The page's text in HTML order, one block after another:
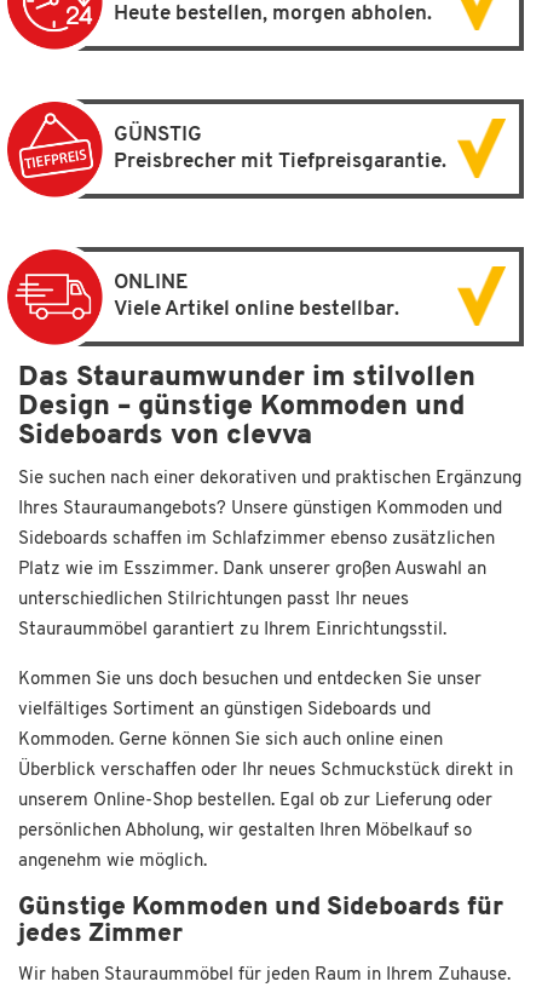
Heute bestellen, morgen abholen.
GÜNSTIG
Preisbrecher mit Tiefpreisgarantie.
ONLINE
Viele Artikel online bestellbar.
Das Stauraumwunder im stilvollen
Design – günstige Kommoden und
Sideboards von clevva
Sie suchen nach einer dekorativen und praktischen Ergänzung
Ihres Stauraumangebots? Unsere günstigen Kommoden und
Sideboards schaffen im Schlafzimmer ebenso zusätzlichen
Platz wie im Esszimmer. Dank unserer großen Auswahl an
unterschiedlichen Stilrichtungen passt Ihr neues
Stauraummöbel garantiert zu Ihrem Einrichtungsstil.
Kommen Sie uns doch besuchen und entdecken Sie unser
vielfältiges Sortiment an günstigen Sideboards und
Kommoden. Gerne können Sie sich auch online einen
Überblick verschaffen oder Ihr neues Schmuckstück direkt in
unserem Online-Shop bestellen. Egal ob zur Lieferung oder
persönlichen Abholung, wir gestalten Ihren Möbelkauf so
angenehm wie möglich.
Günstige Kommoden und Sideboards für
jedes Zimmer
Wir haben Stauraummöbel für jeden Raum in Ihrem Zuhause.